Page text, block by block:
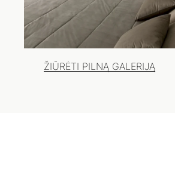
ŽIŪRĖTI PILNĄ GALERIJĄ